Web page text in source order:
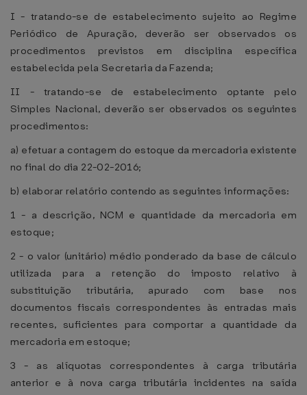
I - tratando-se de estabelecimento sujeito ao Regime
Periódico de Apuração, deverão ser observados os
procedimentos previstos em disciplina específica
estabelecida pela Secretaria da Fazenda;
II - tratando-se de estabelecimento optante pelo
Simples Nacional, deverão ser observados os seguintes
procedimentos:
a) efetuar a contagem do estoque da mercadoria existente
no final do dia 22-02-2016;
b) elaborar relatório contendo as seguintes informações:
1 - a descrição, NCM e quantidade da mercadoria em
estoque;
2 - o valor (unitário) médio ponderado da base de cálculo
utilizada para a retenção do imposto relativo à
substituição tributária, apurado com base nos
documentos fiscais correspondentes às entradas mais
recentes, suficientes para comportar a quantidade da
mercadoria em estoque;
3 - as alíquotas correspondentes à carga tributária
anterior e à nova carga tributária incidentes na saída